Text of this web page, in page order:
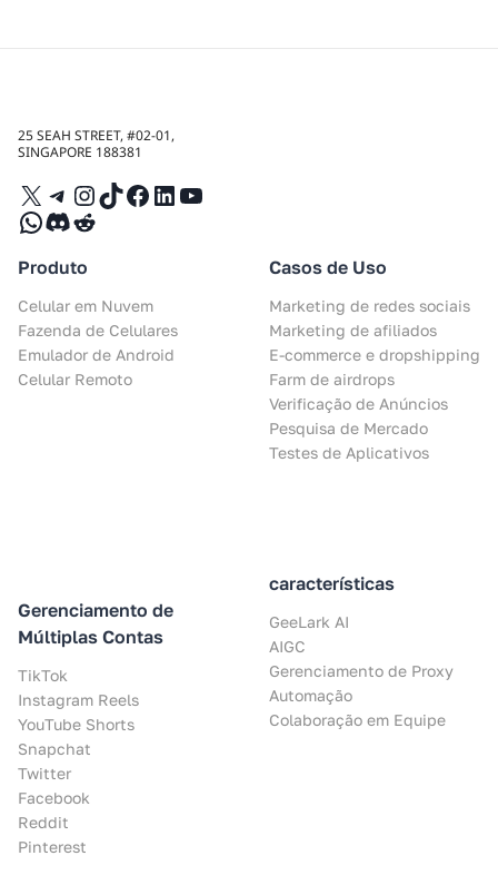
25 SEAH STREET, #02-01,
SINGAPORE 188381
X Telegram
Instagram
TikTok
Facebook
LinkedIn
YouTube
WhatsApp
Discord
Reddit
Produto
Celular em Nuvem
Fazenda de Celulares
Emulador de Android
Celular Remoto
Gerenciamento de
Múltiplas Contas
TikTok
Instagram Reels
YouTube Shorts
Snapchat
Twitter
Facebook
Reddit
Pinterest
Casos de Uso
Marketing de redes sociais
Marketing de afiliados
E-commerce e dropshipping
Farm de airdrops
Verificação de Anúncios
Pesquisa de Mercado
Testes de Aplicativos
características
GeeLark AI
AIGC
Gerenciamento de Proxy
Automação
Colaboração em Equipe